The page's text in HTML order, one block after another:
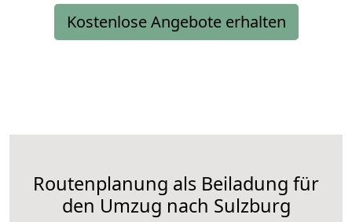
Kostenlose Angebote erhalten
Routenplanung als Beiladung für
den Umzug nach Sulzburg